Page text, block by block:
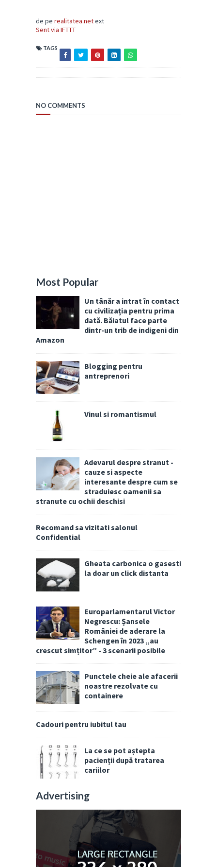
de pe realitatea.netext
Sent via IFTTT
TAGS
NO COMMENTS
Most Popular
Un tânăr a intrat în contact
cu civilizația pentru prima
dată. Băiatul face parte
dintr-un trib de indigeni din
Amazon
Blogging pentru
antreprenori
Vinul si romantismul
Adevarul despre stranut -
cauze si aspecte
interesante despre cum se
straduiesc oamenii sa
stranute cu ochii deschisi
Recomand sa vizitati salonul
Confidential
Gheata carbonica o gasesti
la doar un click distanta
Europarlamentarul Victor
Negrescu: Șansele
României de aderare la
Schengen în 2023 „au
crescut simțitor” - 3 scenarii posibile
Punctele cheie ale afacerii
noastre rezolvate cu
containere
Cadouri pentru iubitul tau
La ce se pot aștepta
pacienții după tratarea
cariilor
Advertising